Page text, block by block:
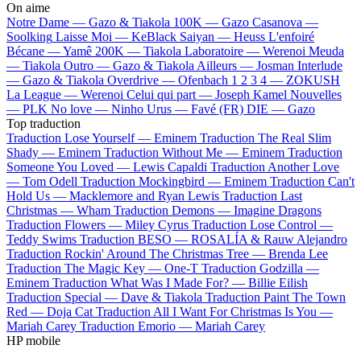
On aime
Notre Dame — Gazo & Tiakola 100K — Gazo Casanova —
Soolking Laisse Moi — KeBlack Saiyan — Heuss L'enfoiré
Bécane —Yamê 200K — Tiakola Laboratoire — Werenoi Meuda
— Tiakola Outro — Gazo & TiakolaAilleurs — Josman Interlude
— Gazo & Tiakola Overdrive — Ofenbach 1 2 3 4 — ZOKUSH
La League — Werenoi Celui qui part — Joseph Kamel Nouvelles
— PLK No love — Ninho Urus — Favé (FR) DIE — Gazo
Top traduction
Traduction Lose Yourself — Eminem Traduction The Real Slim
Shady — Eminem Traduction Without Me — Eminem Traduction
Someone You Loved — Lewis Capaldi Traduction Another Love
— Tom Odell Traduction Mockingbird — Eminem Traduction Can't
Hold Us — Macklemore and Ryan Lewis Traduction Last
Christmas — Wham Traduction Demons — Imagine Dragons
Traduction Flowers — Miley Cyrus Traduction Lose Control —
Teddy Swims Traduction BESO — ROSALÍA & Rauw Alejandro
Traduction Rockin' Around The Christmas Tree — Brenda Lee
Traduction The Magic Key — One-T Traduction Godzilla —
Eminem Traduction What Was I Made For? — Billie Eilish
Traduction Special — Dave & Tiakola Traduction Paint The Town
Red — Doja Cat Traduction All I Want For Christmas Is You —
Mariah Carey Traduction Emorio — Mariah Carey
HP mobile